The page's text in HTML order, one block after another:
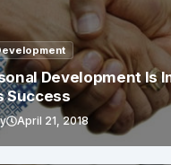
Development Is
Success
April 21, 2018